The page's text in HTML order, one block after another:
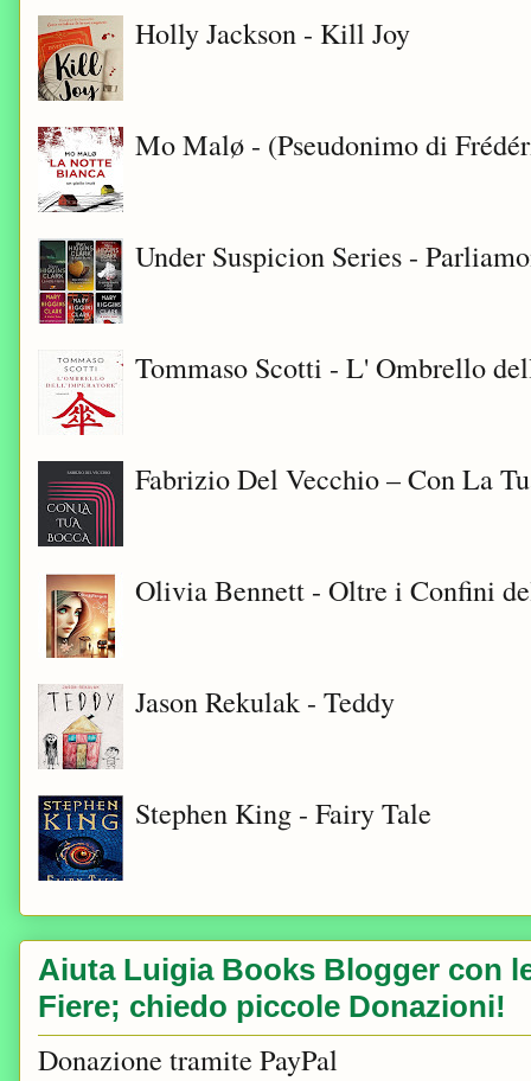
Holly Jackson - Kill Joy
Mo Malø - (Pseudonimo di
Under Suspicion Series -
Tommaso Scotti - L' Ombrello
Fabrizio Del Vecchio – Con La
Olivia Bennett - Oltre i Confini
Jason Rekulak - Teddy
Stephen King - Fairy Tale
Aiuta Luigia Books Blogger con
Fiere; chiedo piccole Donazioni!
Donazione tramite PayPal